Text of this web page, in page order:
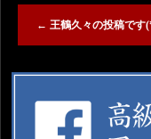
← 王鶴久々の投稿で